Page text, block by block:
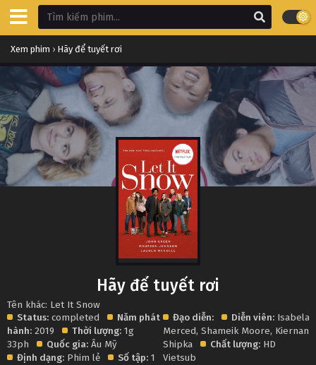
Xem phim › Hãy để tuyết rơi
Hãy để tuyết rơi
Tên khác: Let It Snow
Status: completed
Năm phát
hành: 2019 Thời lượng: 1g
33ph
Quốc gia: Âu Mỹ
Định dạng: Phim lẻ Số tập: 1
Đạo diễn: Diễn viên: Isabela
Merced,Shameik Moore, Kiernan
Shipka
Chất lượng:
Vietsub